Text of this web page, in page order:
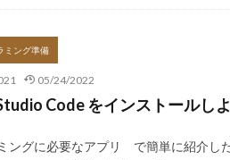
ミング準備
05/24/2022
Code をインストールし
ングに必要なアプリ で簡単に紹介し